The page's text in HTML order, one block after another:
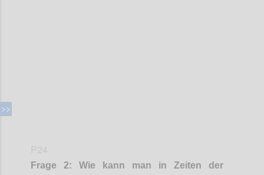
Frage 2: Wie kann man in Zeiten der